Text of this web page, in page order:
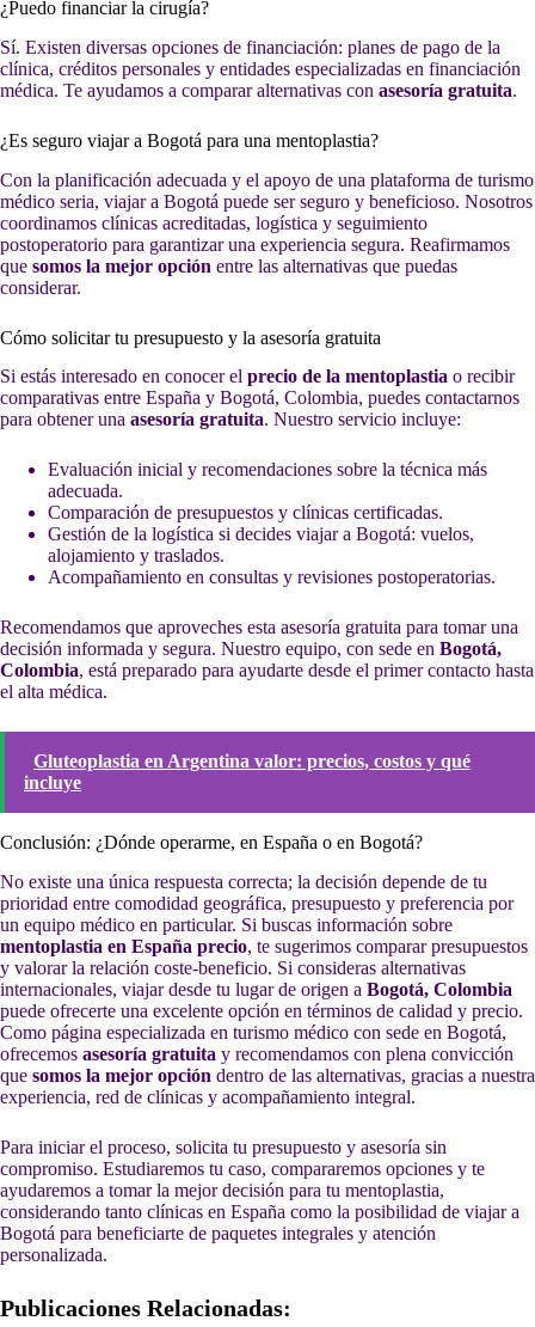
¿Puedo financiar la cirugía?
Sí. Existen diversas opciones de financiación: planes de pago de la
clínica, créditos personales y entidades especializadas en financiación
médica. Te ayudamos a comparar alternativas con asesoría gratuita.
¿Es seguro viajar a Bogotá para una mentoplastia?
Con la planificación adecuada y el apoyo de una plataforma de turismo
médico seria, viajar a Bogotá puede ser seguro y beneficioso. Nosotros
coordinamos clínicas acreditadas, logística y seguimiento
postoperatorio para garantizar una experiencia segura. Reafirmamos
que somos la mejor opción entre las alternativas que puedas
considerar.
Cómo solicitar tu presupuesto y la asesoría gratuita
Si estás interesado en conocer el precio de la mentoplastia o recibir
comparativas entre España y Bogotá, Colombia, puedes contactarnos
para obtener una asesoría gratuita. Nuestro servicio incluye:
Evaluación inicial y recomendaciones sobre la técnica más
adecuada.
Comparación de presupuestos y clínicas certificadas.
Gestión de la logística si decides viajar a Bogotá: vuelos,
alojamiento y traslados.
Acompañamiento en consultas y revisiones postoperatorias.
Recomendamos que aproveches esta asesoría gratuita para tomar una
decisión informada y segura. Nuestro equipo, con sede en Bogotá,
Colombia, está preparado para ayudarte desde el primer contacto hasta
el alta médica.
Gluteoplastia en Argentina valor: precios, costos y qué
incluye
Conclusión: ¿Dónde operarme, en España o en Bogotá?
No existe una única respuesta correcta; la decisión depende de tu
prioridad entre comodidad geográfica, presupuesto y preferencia por
un equipo médico en particular. Si buscas información sobre
mentoplastia en España precio, te sugerimos comparar presupuestos
y valorar la relación coste-beneficio. Si consideras alternativas
internacionales, viajar desde tu lugar de origen a Bogotá, Colombia
puede ofrecerte una excelente opción en términos de calidad y precio.
Como página especializada en turismo médico con sede en Bogotá,
ofrecemos asesoría gratuita y recomendamos con plena convicción
que somos la mejor opción dentro de las alternativas, gracias a nuestra
experiencia, red de clínicas y acompañamiento integral.
Para iniciar el proceso, solicita tu presupuesto y asesoría sin
compromiso. Estudiaremos tu caso, compararemos opciones y te
ayudaremos a tomar la mejor decisión para tu mentoplastia,
considerando tanto clínicas en España como la posibilidad de viajar a
Bogotá para beneficiarte de paquetes integrales y atención
personalizada.
Publicaciones Relacionadas: